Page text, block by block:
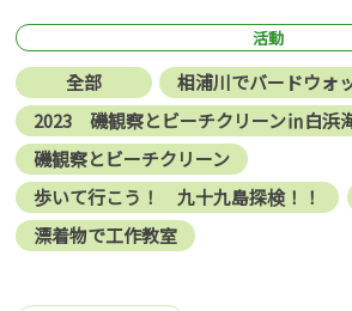
活動
全部
相浦川でバードウォ
2023 磯観察とビーチクリーン㏌白浜
磯観察とビーチクリーン
歩いて行こう！ 九十九島探検！！
漂着物で工作教室